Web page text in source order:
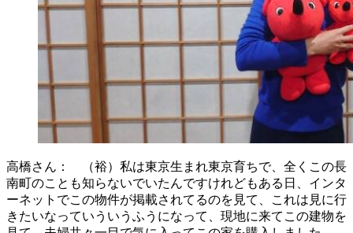
高橋さん： （裕）私は東京生まれ東京育ちで、全くこの長
南町のことも知らないでいたんですけれどもある日、インタ
ーネットでこの物件が掲載されてるのを見て、これは見に行
きたいなっていういうふうになって、現地に来てこの建物を